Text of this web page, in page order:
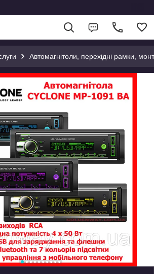
Автомагнітоли, перехідні рамки,